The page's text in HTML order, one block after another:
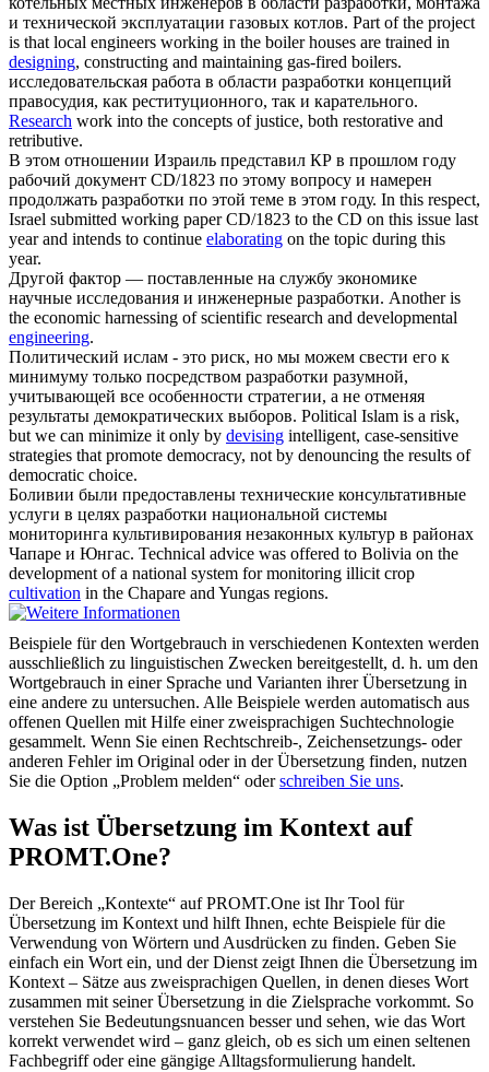
и технической эксплуатации газовых котлов. Part of the project
is that local engineers working in the boiler houses are trained in
designing, constructing and maintaining gas-fired boilers.
исследовательская работа в области разработки концепций
правосудия, как реституционного, так и карательного.
Research work into the concepts of justice, both restorative and
retributive.
В этом отношении Израиль представил КР в прошлом году
рабочий документ CD/1823 по этому вопросу и намерен
продолжать разработки по этой теме в этом году. In this respect,
Israel submitted working paper CD/1823 to the CD on this issue last
year and intends to continue elaborating on the topic during this
year.
Другой фактор — поставленные на службу экономике
научные исследования и инженерные разработки. Another is
the economic harnessing of scientific research and developmental
engineering.
Политический ислам - это риск, но мы можем свести его к
минимуму только посредством разработки разумной,
учитывающей все особенности стратегии, а не отменяя
результаты демократических выборов. Political Islam is a risk,
but we can minimize it only by devising intelligent, case-sensitive
strategies that promote democracy, not by denouncing the results of
democratic choice.
Боливии были предоставлены технические консультативные
услуги в целях разработки национальной системы
мониторинга культивирования незаконных культур в районах
Чапаре и Юнгас. Technical advice was offered to Bolivia on the
development of a national system for monitoring illicit crop
cultivation in the Chapare and Yungas regions.
Beispiele für den Wortgebrauch in verschiedenen Kontexten werden
ausschließlich zu linguistischen Zwecken bereitgestellt, d. h. um den
Wortgebrauch in einer Sprache und Varianten ihrer Übersetzung in
eine andere zu untersuchen. Alle Beispiele werden automatisch aus
offenen Quellen mit Hilfe einer zweisprachigen Suchtechnologie
gesammelt. Wenn Sie einen Rechtschreib-, Zeichensetzungs- oder
anderen Fehler im Original oder in der Übersetzung finden, nutzen
Sie die Option „Problem melden“ oderschreiben Sie uns.
Was ist Übersetzung im Kontext auf
PROMT.One?
Der Bereich „Kontexte“ auf PROMT.One ist Ihr Tool für
Übersetzung im Kontext und hilft Ihnen, echte Beispiele für die
Verwendung von Wörtern und Ausdrücken zu finden. Geben Sie
einfach ein Wort ein, und der Dienst zeigt Ihnen die Übersetzung im
Kontext – Sätze aus zweisprachigen Quellen, in denen dieses Wort
zusammen mit seiner Übersetzung in die Zielsprache vorkommt. So
verstehen Sie Bedeutungsnuancen besser und sehen, wie das Wort
korrekt verwendet wird – ganz gleich, ob es sich um einen seltenen
Fachbegriff oder eine gängige Alltagsformulierung handelt.